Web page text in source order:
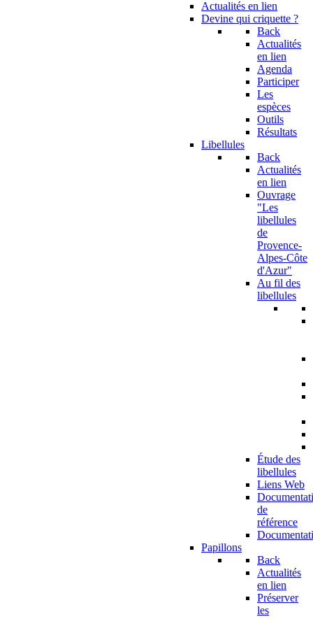
Actualités en lien
Devine qui criquette ?
Back
Actualités
en lien
Agenda
Participer
Les
espèces
Outils
Résultats
Libellules
Back
Actualités
en lien
Ouvrage
"Les
libellules
de
Provence-
Alpes-Côte
d'Azur"
Au fil des
libellules
Étude des
libellules
Liens Web
de
référence
Papillons
Back
Actualités
en lien
Préserver
les